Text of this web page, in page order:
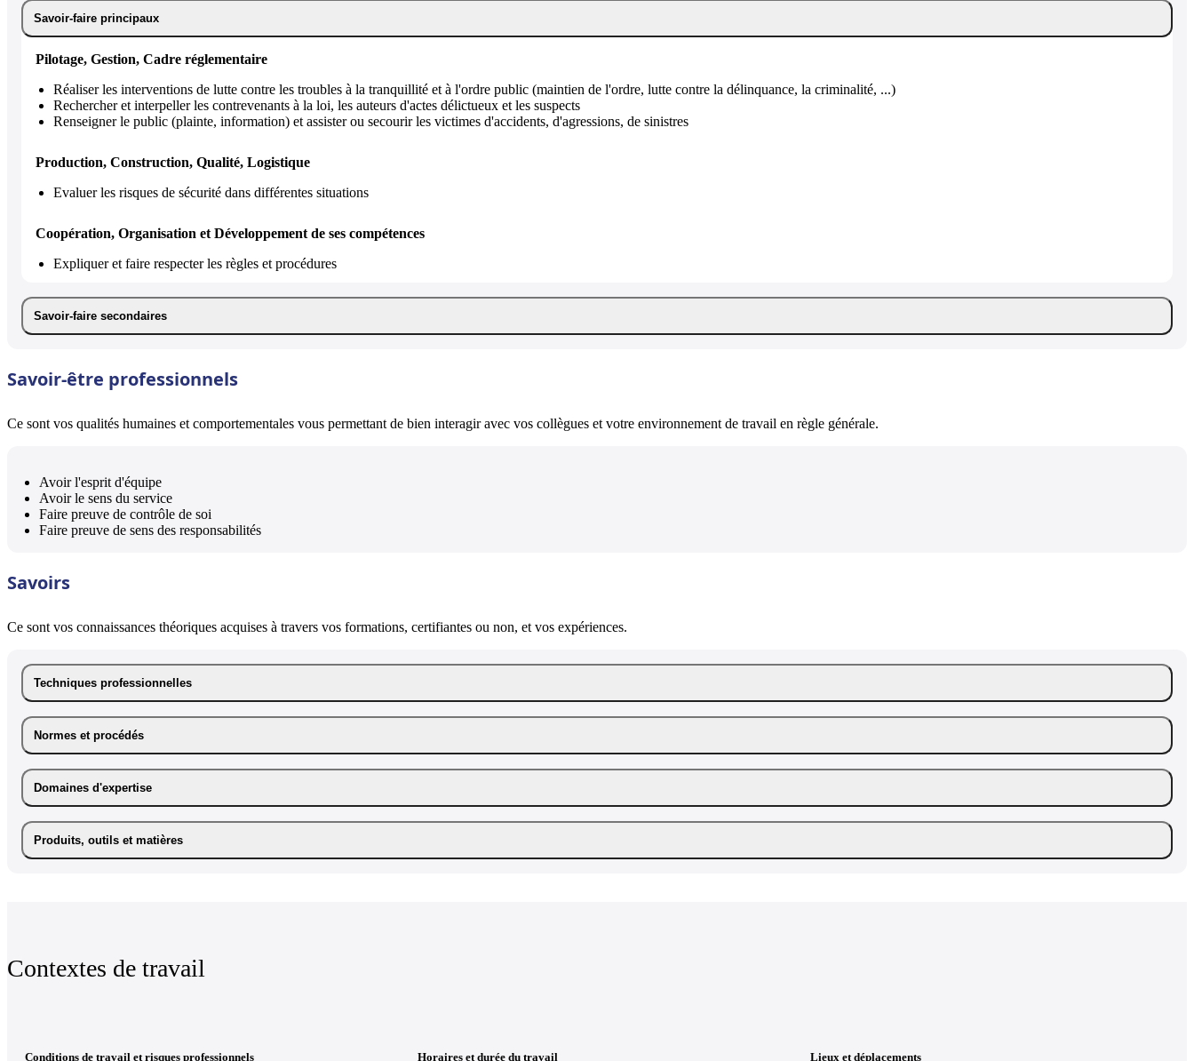
Savoir-faire principaux
Pilotage, Gestion, Cadre réglementaire
Réaliser les interventions de lutte contre les troubles à la tranquillité et à l'ordre public (maintien de l'ordre, lutte contre la délinquance, la criminalité, ...)
Rechercher et interpeller les contrevenants à la loi, les auteurs d'actes délictueux et les suspects
Renseigner le public (plainte, information) et assister ou secourir les victimes d'accidents, d'agressions, de sinistres
Production, Construction, Qualité, Logistique
Evaluer les risques de sécurité dans différentes situations
Coopération, Organisation et Développement de ses compétences
Expliquer et faire respecter les règles et procédures
Savoir-faire secondaires
Savoir-être professionnels
Ce sont vos qualités humaines et comportementales vous permettant de bien interagir avec vos collègues et votre environnement de travail en règle générale.
Avoir l'esprit d'équipe
Avoir le sens du service
Faire preuve de contrôle de soi
Faire preuve de sens des responsabilités
Savoirs
Ce sont vos connaissances théoriques acquises à travers vos formations, certifiantes ou non, et vos expériences.
Techniques professionnelles
Normes et procédés
Domaines d'expertise
Produits, outils et matières
Contextes de travail
Conditions de travail et risques professionnels Horaires et durée du travail Lieux et déplacements